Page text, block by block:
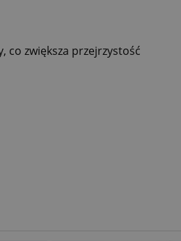
, co zwiększa przejrzystość